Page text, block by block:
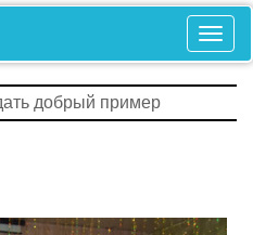
добрый пример